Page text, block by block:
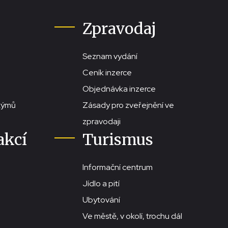
Zpravodaj
Seznam vydání
Ceník inzerce
Objednávka inzerce
Zásady pro zveřejnění ve
zpravodaji
Turismus
Informační centrum
Jídlo a pití
Ubytování
Ve městě, v okolí, trochu dál